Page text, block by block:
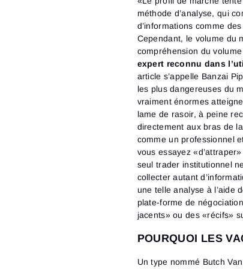
méthode d’analyse, qui
d’informations comme
Cependant, le volume du
compréhension du
expert reconnu dans
article s’appelle Banzai
les plus dangereuses du
vraiment énormes
lame de rasoir, à peine
directement aux bras de
comme un professionnel
vous essayez
seul trader institutionnel
collecter autant
une telle analyse à l’aide
plate-forme de
jacents» ou des «récifs»
POURQUOI LES
Un type nommé Butch